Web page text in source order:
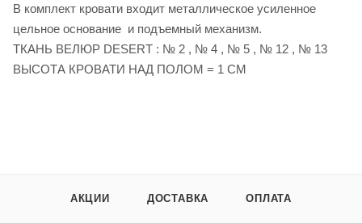
В комплект кровати входит металлическое усиленное
цельное основание и подъемный механизм.
ТКАНЬ ВЕЛЮР DESERT : № 2 , № 4 , № 5 , № 12 , № 13
ВЫСОТА КРОВАТИ НАД ПОЛОМ = 1 СМ
АКЦИИ ДОСТАВКА ОПЛАТА